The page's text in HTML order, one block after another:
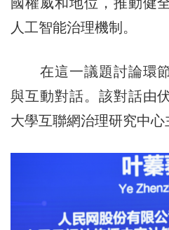
人工智能治理機制。
在這一議題討論環節
與互動對話。該對話由
大學互聯網治理研究中心